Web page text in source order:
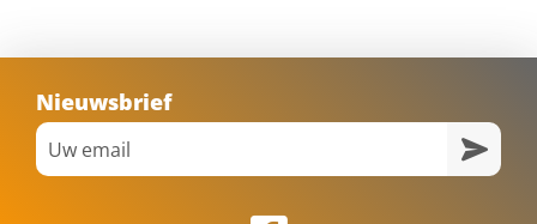
Nieuwsbrief